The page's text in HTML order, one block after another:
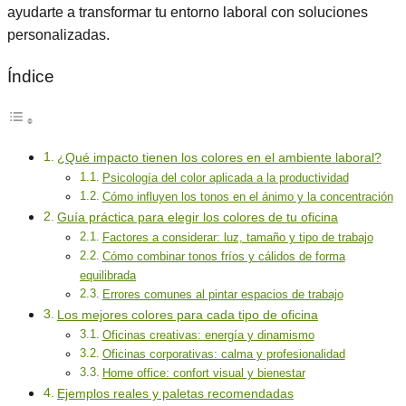
ayudarte a transformar tu entorno laboral con soluciones
personalizadas.
Índice
¿Qué impacto tienen los colores en el ambiente laboral?
Psicología del color aplicada a la productividad
Cómo influyen los tonos en el ánimo y la concentración
Guía práctica para elegir los colores de tu oficina
Factores a considerar: luz, tamaño y tipo de trabajo
Cómo combinar tonos fríos y cálidos de forma
equilibrada
Errores comunes al pintar espacios de trabajo
Los mejores colores para cada tipo de oficina
Oficinas creativas: energía y dinamismo
Oficinas corporativas: calma y profesionalidad
Home office: confort visual y bienestar
Ejemplos reales y paletas recomendadas